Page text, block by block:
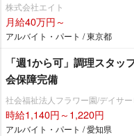
株式会社エイト
月給40万円～
アルバイト・パート / 東京都
「週1から可」調理スタ
会保障完備
社会福祉法人フラワー園/デイサ
時給1,140円～1,220円
アルバイト・パート / 愛知県